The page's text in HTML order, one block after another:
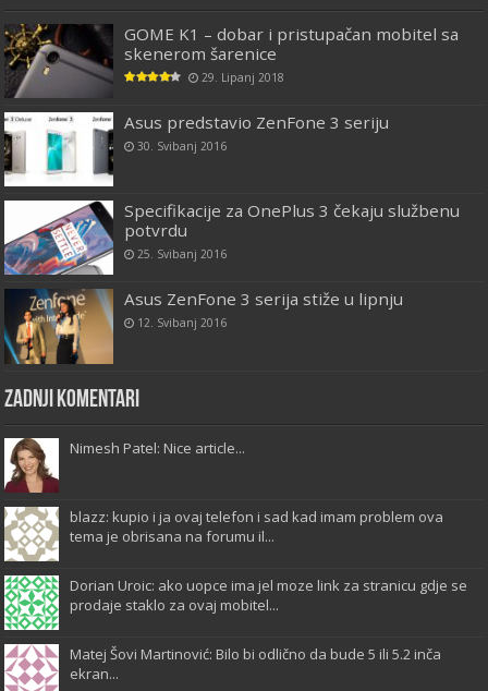
GOME K1 – dobar i pristupačan mobitel sa
skenerom šarenice
29. Lipanj 2018
Asus predstavio ZenFone 3 seriju
30. Svibanj 2016
Specifikacije za OnePlus 3 čekaju službenu
potvrdu
25. Svibanj 2016
Asus ZenFone 3 serija stiže u lipnju
12. Svibanj 2016
Zadnji komentari
Nimesh Patel: Nice article...
blazz: kupio i ja ovaj telefon i sad kad imam problem ova
tema je obrisana na forumu il...
Dorian Uroic: ako uopce ima jel moze link za stranicu gdje se
prodaje staklo za ovaj mobitel...
Matej Šovi Martinović: Bilo bi odlično da bude 5 ili 5.2 inča
ekran...